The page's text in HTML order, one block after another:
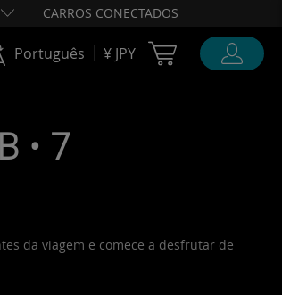
CARROS CONECTADOS
Português ¥ JPY Cart Ubigi
• 7
da viagem e comece a desfrutar de